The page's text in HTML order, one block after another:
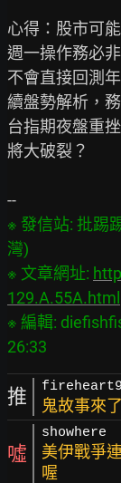
心得：股市可
週一操作務必
不會直接回測
續盤勢解析，
台指期夜盤重
將大破裂？
※ 發信站: 批踢
灣)
※ 文章網址:
129.A.55A.html
※ 編輯:
推 鬼故事來
噓
showhere
美伊戰爭
喔